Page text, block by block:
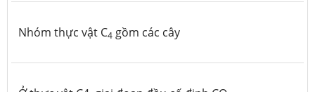
Nhóm thực vật C4 gồm các cây